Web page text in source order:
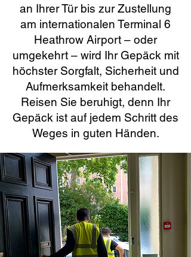
an Ihrer Tür bis zur Zustellung
am internationalen Terminal 6
Heathrow Airport – oder
umgekehrt – wird Ihr Gepäck mit
höchster Sorgfalt, Sicherheit und
Aufmerksamkeit behandelt.
Reisen Sie beruhigt, denn Ihr
Gepäck ist auf jedem Schritt des
Weges in guten Händen.